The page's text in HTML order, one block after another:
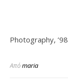
Photography, ’98
Απόmaria